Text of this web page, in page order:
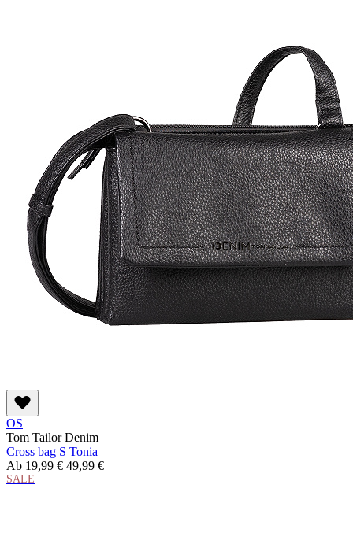
OS
Tom Tailor Denim
Cross bag S Tonia
Ab 19,99 € 49,99 €
SALE